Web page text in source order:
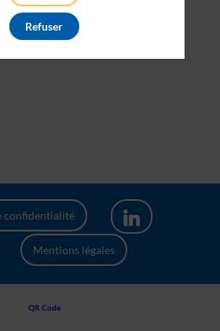
confidentialité
Mentions légales
QR Code
Refuser